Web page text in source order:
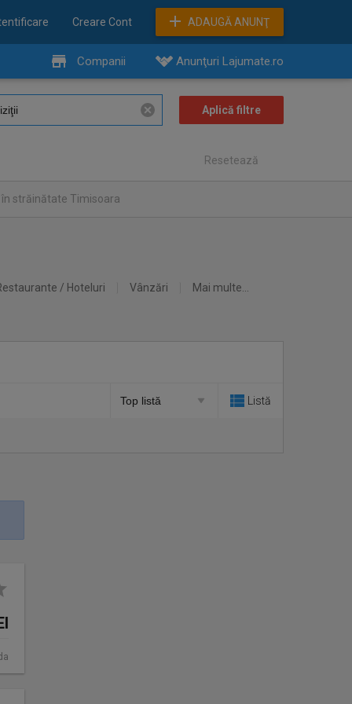
Creare Cont ADAUGĂ ANUNŢ
Companii Anunţuri Lajumate.ro
Resetează
străinătate Timisoara
/ Hoteluri Vânzări Mai multe...
Listă